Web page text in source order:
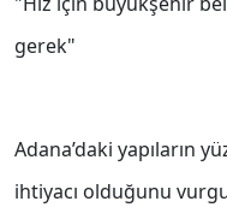
gerek"
Adana’daki yapıların
ihtiyacı olduğunu